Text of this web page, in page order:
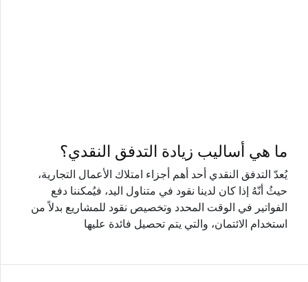
ما هي أساليب زيادة التدفق النقدي؟
يُعدّ التدفق النقدي أحد أهم أجزاء امتلاك الأعمال التجارية،
حيثُ أنّهُ إذا كان لدينا نقود في متناول اليد، فيُمكننا دفع
الفواتير في الوقت المحدد وتخصيص نقود للمشاريع بدلاً من
استخدام الائتمان، والتي يتم تحصيل فائدة عليها